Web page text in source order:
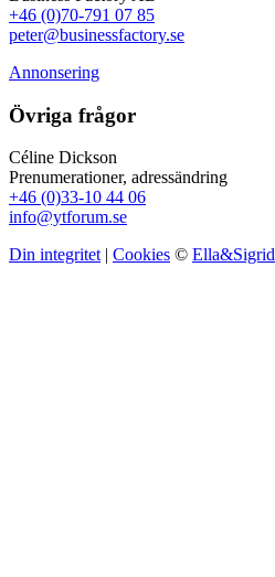
+46 (0)70-791 07 85
peter@businessfactory.se
Annonsering
Övriga frågor
Céline Dickson
Prenumerationer, adressändring
+46 (0)33-10 44 06
info@ytforum.se
Din integritet | Cookies © Ella&Sigrid